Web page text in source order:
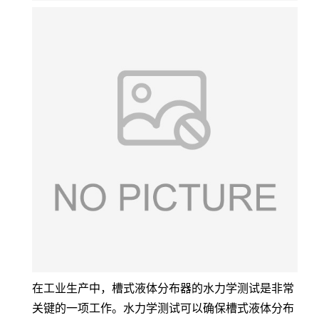
在工业生产中，槽式液体分布器的水力学测试是非常
关键的一项工作。水力学测试可以确保槽式液体分布